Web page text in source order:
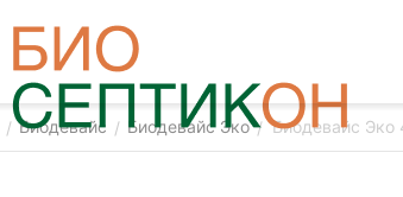
/ Биодевайс / Биодевайс Эко / Биодевайс Эко